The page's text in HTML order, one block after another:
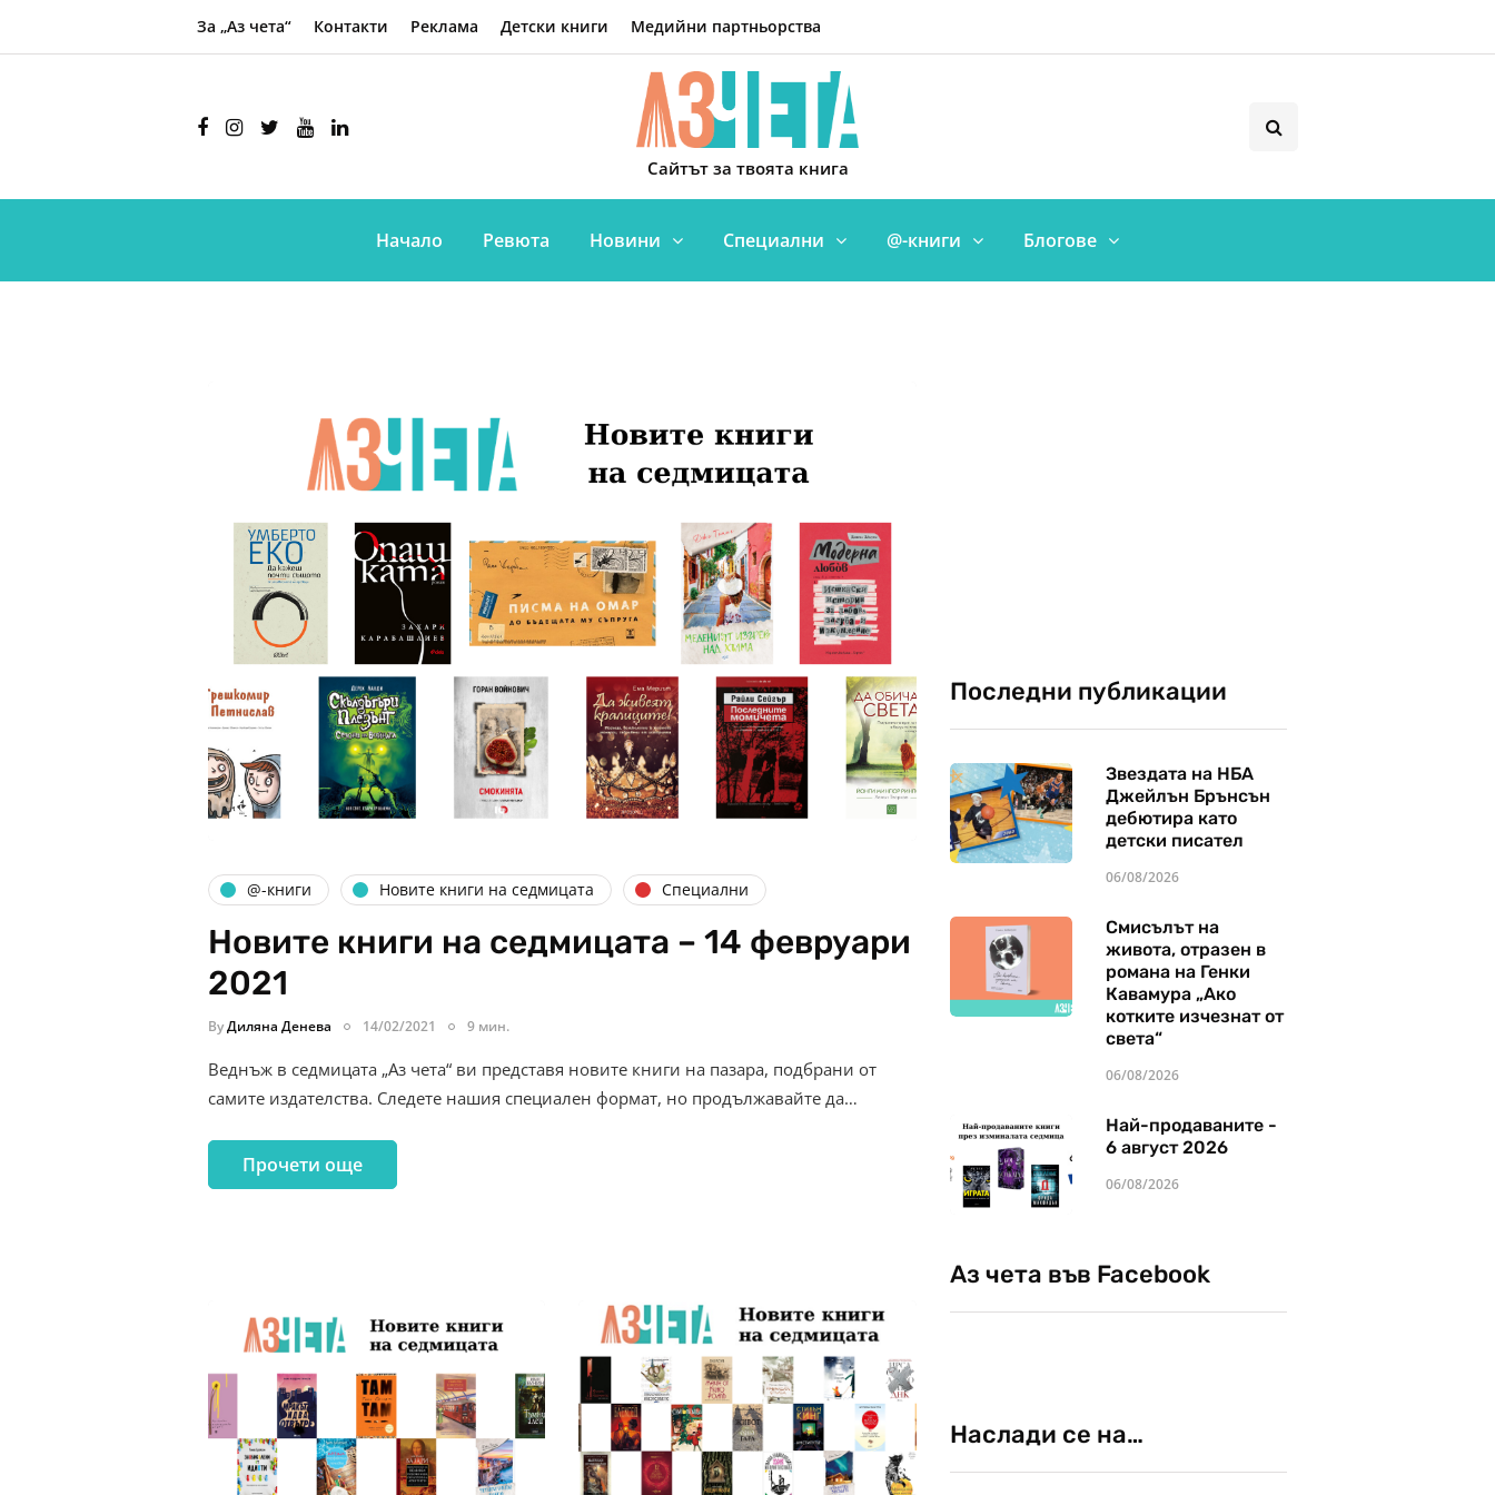
За „Аз чета“ Контакти Реклама Детски книги Медийни партньорства
Сайтът за твоята книга
Начало Ревюта Новини Специални @-книги Блогове
@-книги Новите книги на седмицата Специални
Новите книги на седмицата – 14 февруари
2021
ByДиляна Денева 14/02/2021 9 мин.
Веднъж в седмицата „Аз чета“ ви представя новите книги на пазара, подбрани от
самите издателства. Следете нашия специален формат, но продължавайте да…
Прочети още
Последни публикации
Звездата на НБА
Джейлън Брънсън
дебютира като
детски писател
06/08/2026
Смисълът на
живота, отразен в
романа на Генки
Кавамура „Ако
котките изчезнат от
света“
06/08/2026
Най-продаваните -
6 август 2026
06/08/2026
Аз чета във Facebook
Наслади се на…